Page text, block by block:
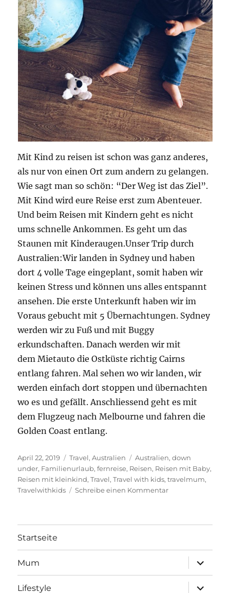
Mit Kind zu reisen ist schon was ganz anderes,
als nur von einen Ort zum andern zu gelangen.
Wie sagt man so schön: “Der Weg ist das Ziel”.
Mit Kind wird eure Reise erst zum Abenteuer.
Und beim Reisen mit Kindern geht es nicht
ums schnelle Ankommen. Es geht um das
Staunen mit Kinderaugen.Unser Trip durch
Australien:Wir landen in Sydney und haben
dort 4 volle Tage eingeplant, somit haben wir
keinen Stress und können uns alles entspannt
ansehen. Die erste Unterkunft haben wir im
Voraus gebucht mit 5 Übernachtungen. Sydney
werden wir zu Fuß und mit Buggy
erkundschaften. Danach werden wir mit
dem Mietauto die Ostküste richtig Cairns
entlang fahren. Mal sehen wo wir landen, wir
werden einfach dort stoppen und übernachten
wo es und gefällt. Anschliessend geht es mit
dem Flugzeug nach Melbourne und fahren die
Golden Coast entlang.
Veröffentlicht
am
April 22, 2019 Kategorien
Travel,Australien Schlagwörter
Australien,down
under, Familienurlaub,fernreise, Reisen, Reisen mit Baby,
Reisen mit kleinkind,Travel,Travel with kids,travelmum,
Travelwithkids
Schreibe einen Kommentarzu
ende
Startseite
Mum
öffnen
Lifestyle